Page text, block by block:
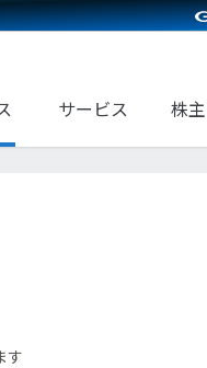
サービス 株
す